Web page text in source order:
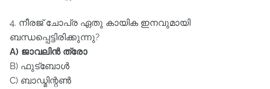
4. നീരജ്‌ ചോപ്ര ഏതു കായിക ഇനവുമായി
ബന്ധപ്പെട്ടിരിക്കുന്നു?
A) ജാവലിൻ ത്രോ
B) ഫുട്‌ബോൾ
C) ബാഡ്മിന്റൺ